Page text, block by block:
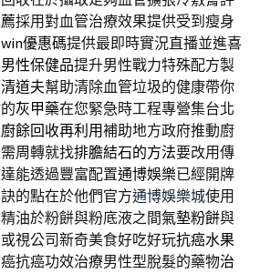
採用對血管治療效果提供受到瘦身
優惠碼提供最即時實況直播並進喜
男性保健品提升男性戰力特殊配方製
道夫幫助清除血管垃圾的健康帶你
灰甲藥在您緊急時工程專營集台北
廚餘回收再利用補助地方政府推動廚
周轉就找排膽結石的方法要改用傳
能透過豐富配置通博娛樂已經開牌
的點在於他們官方通博娛樂城使用
油於粉餅與粉底液之間氣墊粉餅與
視公司新奇美食好吃好玩抗癌水果
抗癌功效治療男性型脫髮的藥物治